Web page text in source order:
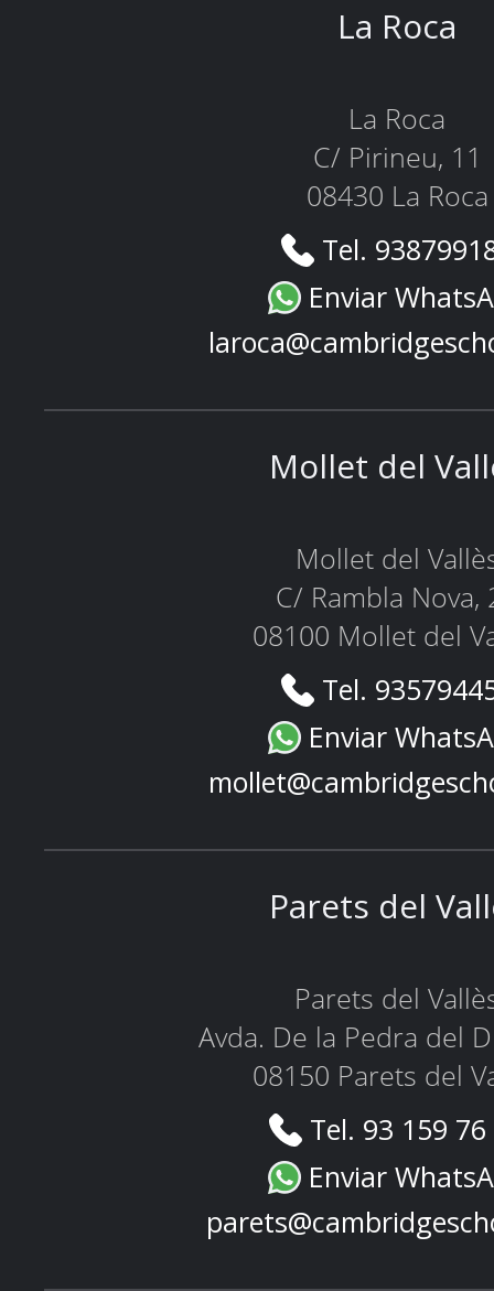
La Roca
La Roca
C/ Pirineu, 11
08430 La Roca
Tel.
Enviar
Mollet del
Mollet del
C/ Rambla Nova,
08100 Mollet del
Tel.
Enviar
Parets del
Parets del
Avda. De la Pedra del
08150 Parets del
Tel. 93 159
Enviar